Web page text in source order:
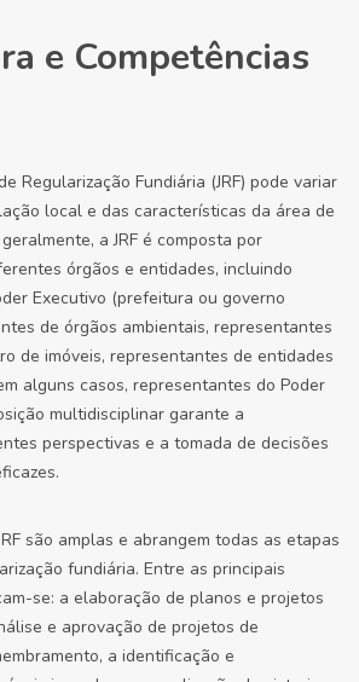
e Competências
Regularização Fundiária (JRF) pode variar
local e das características da área de
a JRF é composta por
órgãos e entidades, incluindo
Executivo (prefeitura ou governo
de órgãos ambientais, representantes
de imóveis, representantes de entidades
alguns casos, representantes do Poder
multidisciplinar garante a
perspectivas e a tomada de decisões
são amplas e abrangem todas as etapas
fundiária. Entre as principais
se: a elaboração de planos e projetos
e aprovação de projetos de
a identificação e